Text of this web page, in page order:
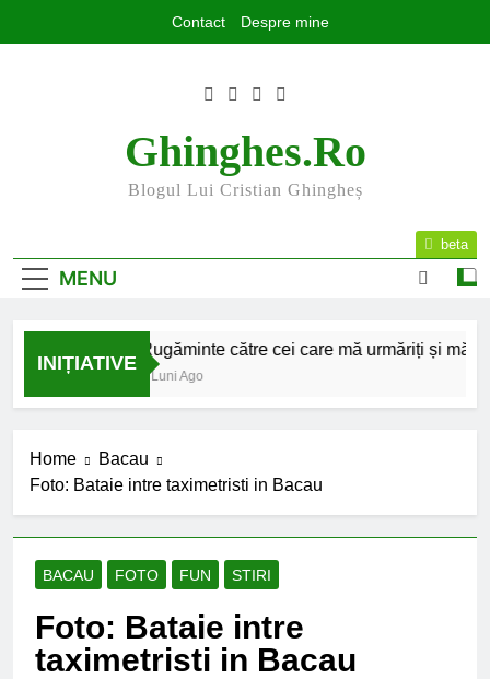
Contact Despre mine
Ghinghes.ro
Blogul Lui Cristian Ghingheș
MENU
beta
INIȚIATIVE
Rugăminte către cei care mă urmăriți și mă citiți
9 Luni Ago
Home
Bacau
Foto: Bataie intre taximetristi in Bacau
BACAU FOTO FUN STIRI
Foto: Bataie intre
taximetristi in Bacau